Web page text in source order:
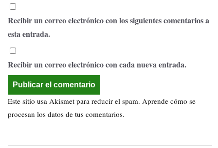
Recibir un correo electrónico con los siguientes comentarios a
esta entrada.
Recibir un correo electrónico con cada nueva entrada.
Este sitio usa Akismet para reducir el spam. Aprende cómo se
procesan los datos de tus comentarios.